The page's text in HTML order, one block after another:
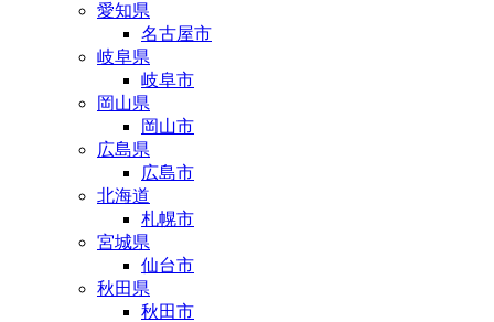
愛知県
名古屋市
岐阜県
岐阜市
岡山県
岡山市
広島県
広島市
北海道
札幌市
宮城県
仙台市
秋田県
秋田市